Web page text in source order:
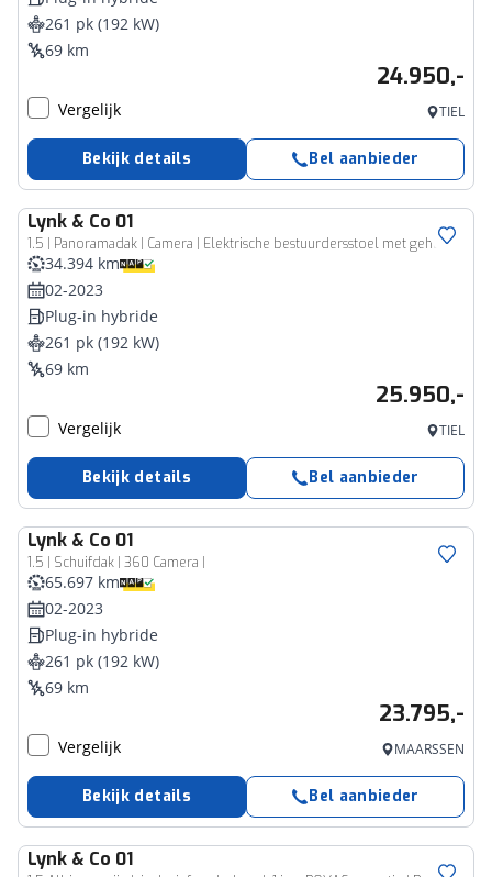
261 pk (192 kW)
69 km
24.950,-
Vergelijk TIEL
Bekijk details Bel aanbieder
Lynk & Co 01
1.5 | Panoramadak | Camera | Elektrische bestuurdersstoel met geheugen | Stoelverwarming | Actieve bochtverlichting | Adaptieve Cruise Control | Stuurassistent | Lane Assist | Navigatie | Elektrische Achterklep | Keyless Entry | Dodehoekassistent
34.394 km
02-2023
Plug-in hybride
261 pk (192 kW)
69 km
25.950,-
Vergelijk TIEL
Bekijk details Bel aanbieder
Lynk & Co 01
1.5 | Schuifdak | 360 Camera |
65.697 km
02-2023
Plug-in hybride
261 pk (192 kW)
69 km
23.795,-
Vergelijk MAARSSEN
Bekijk details Bel aanbieder
Lynk & Co 01